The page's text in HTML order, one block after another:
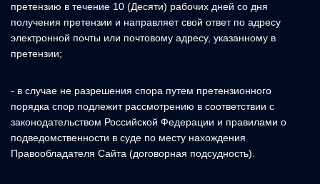
претензию в течение 10 (Десяти) рабочих дней со дня
получения претензии и направляет свой ответ по адресу
электронной почты или почтовому адресу, указанному в
претензии;
- в случае не разрешения спора путем претензионного
порядка спор подлежит рассмотрению в соответствии с
законодательством Российской Федерации и правилами о
подведомственности в суде по месту нахождения
Правообладателя Сайта (договорная подсудность).